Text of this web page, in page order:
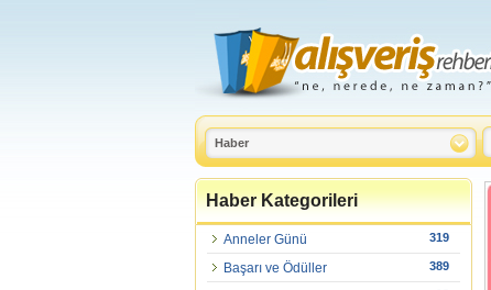
Haber Kategorileri
Anneler Günü 319
Başarı ve Ödüller 389